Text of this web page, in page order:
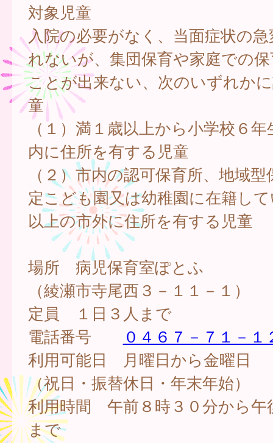
対象児童
入院の必要がなく、当面症状の
れないが、集団保育や家庭での
ことが出来ない、次のいずれか
童
（１）満１歳以上から小学校６
内に住所を有する児童
（２）市内の認可保育所、地域
定こども園又は幼稚園に在籍し
以上の市外に住所を有する児童
場所 病児保育室ぽとふ
（綾瀬市寺尾西３－１１－１）
定員 １日３人まで
電話番号
０４６７－７１－１
利用可能日 月曜日から金曜日
（祝日・振替休日・年末年始）
利用時間 午前８時３０分から午
まで